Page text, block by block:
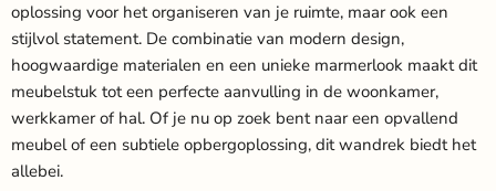
oplossing voor het organiseren van je ruimte, maar ook een
stijlvol statement. De combinatie van modern design,
hoogwaardige materialen en een unieke marmerlook maakt dit
meubelstuk tot een perfecte aanvulling in de woonkamer,
werkkamer of hal. Of je nu op zoek bent naar een opvallend
meubel of een subtiele opbergoplossing, dit wandrek biedt het
allebei.